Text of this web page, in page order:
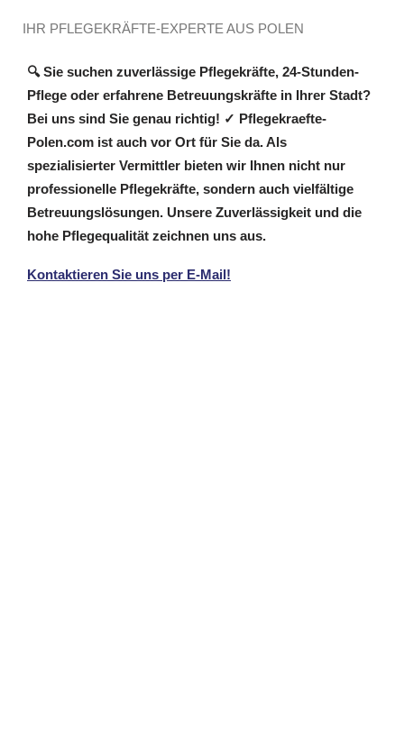
IHR PFLEGEKRÄFTE-EXPERTE AUS POLEN
🔍 Sie suchen zuverlässige Pflegekräfte, 24-Stunden-
Pflege oder erfahrene Betreuungskräfte in Ihrer Stadt?
Bei uns sind Sie genau richtig! ✓ Pflegekraefte-
Polen.com ist auch vor Ort für Sie da. Als
spezialisierter Vermittler bieten wir Ihnen nicht nur
professionelle Pflegekräfte, sondern auch vielfältige
Betreuungslösungen. Unsere Zuverlässigkeit und die
hohe Pflegequalität zeichnen uns aus.
Kontaktieren Sie uns per E-Mail!